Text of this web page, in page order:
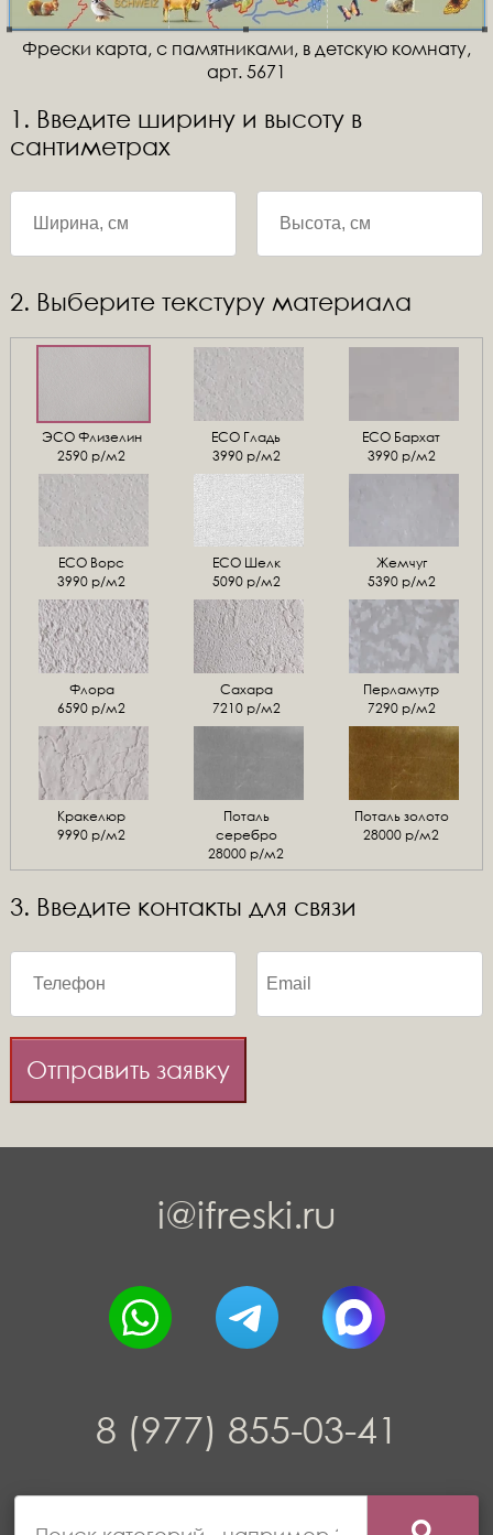
Фрески карта, с памятниками, в детскую комнату,
арт. 5671
1. Введите ширину и высоту в
сантиметрах
2. Выберите текстуру материала
ЭСО Флизелин
2590 р/м2
ЕСО Гладь
3990 р/м2
ECO Бархат
3990 р/м2
ЕСО Ворс
3990 р/м2
ЕСО Шелк
5090 р/м2
Жемчуг
5390 р/м2
Флора
6590 р/м2
Сахара
7210 р/м2
Перламутр
7290 р/м2
Кракелюр
9990 р/м2
Поталь
серебро
28000 р/м2
Поталь золото
28000 р/м2
3. Введите контакты для связи
Отправить заявку
i@ifreski.ru
8 (977) 855-03-41